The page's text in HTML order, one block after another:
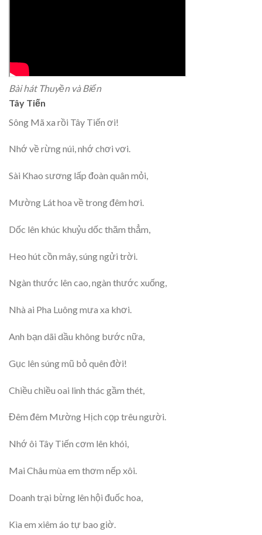
Bài hát Thuyền và Biển
Tây Tiến
Sông Mã xa rồi Tây Tiến ơi!
Nhớ về rừng núi, nhớ chơi vơi.
Sài Khao sương lấp đoàn quân mỏi,
Mường Lát hoa về trong đêm hơi.
Dốc lên khúc khuỷu dốc thăm thẳm,
Heo hút cồn mây, súng ngửi trời.
Ngàn thước lên cao, ngàn thước xuống,
Nhà ai Pha Luông mưa xa khơi.
Anh bạn dãi dầu không bước nữa,
Gục lên súng mũ bỏ quên đời!
Chiều chiều oai linh thác gầm thét,
Đêm đêm Mường Hịch cọp trêu người.
Nhớ ôi Tây Tiến cơm lên khói,
Mai Châu mùa em thơm nếp xôi.
Doanh trại bừng lên hội đuốc hoa,
Kìa em xiêm áo tự bao giờ.